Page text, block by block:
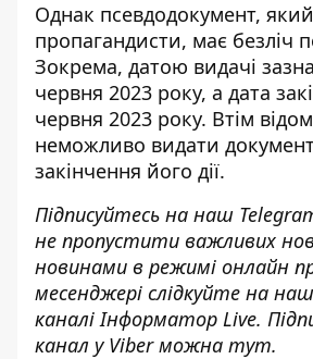
Однак псевдодокумент,
пропагандисти, має безліч
Зокрема, датою видачі
червня 2023 року, а дата
червня 2023 року. Втім
неможливо видати документ
закінчення його дії.
Підписуйтесь на наш
не пропустити важливих
новинами в режимі онлайн
месенджері слідкуйте на
каналіІнформатор Live.
канал у Viber можна тут.